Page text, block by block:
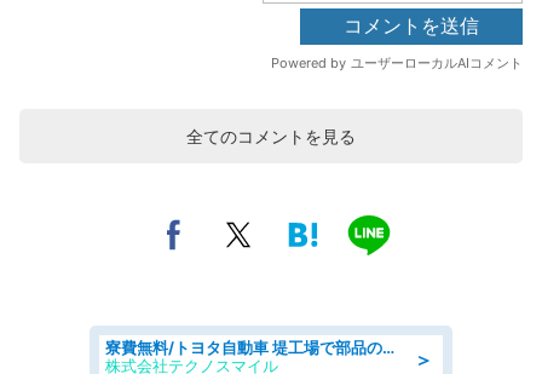
全てのコメントを見る
＞
寮費無料/トヨタ自動車 堤工場で部品の組立製造/tutumi
株式会社テクノスマイル